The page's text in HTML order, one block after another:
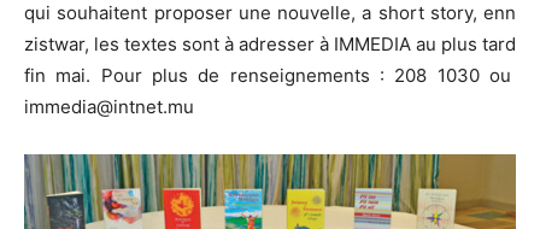
qui souhaitent proposer une nouvelle, a short story, enn
zistwar, les textes sont à adresser à IMMEDIA au plus tard
fin mai. Pour plus de renseignements : 208 1030 ou
immedia@intnet.mu